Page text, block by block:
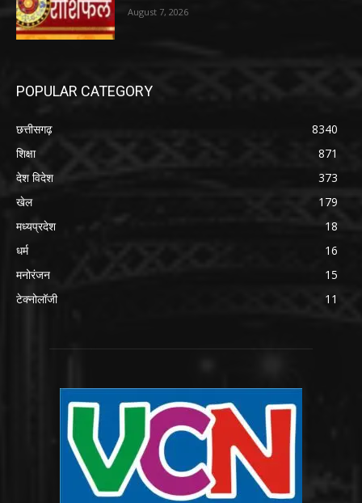
August 7, 2026
POPULAR CATEGORY
छत्तीसगढ़
8340
शिक्षा
871
देश विदेश
373
खेल
179
मध्यप्रदेश
18
धर्म
16
मनोरंजन
15
टेक्नोलॉजी
11